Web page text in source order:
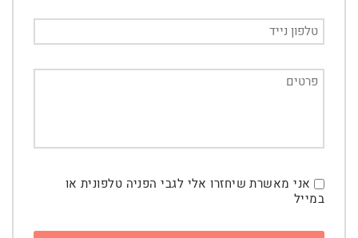
אני מאשרת שיחזרו אלי לגבי הפניה טלפונית או
במייל